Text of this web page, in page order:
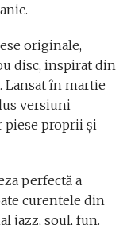
originale,
disc, inspirat din
Lansat în martie
versiuni
piese proprii şi
perfectă a
curentele din
jazz, soul, fun.